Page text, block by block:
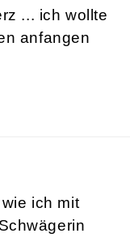
... ich wollte
anfangen
ich mit